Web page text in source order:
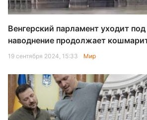
Венгерский парламент уходит
наводнение продолжает
19 сентября 2024, 15:33 Мир